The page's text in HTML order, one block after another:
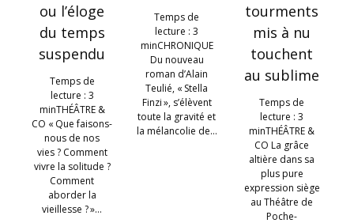
ou l’éloge
du temps
suspendu
Temps de
lecture : 3
minTHÉÂTRE &
CO « Que faisons-
nous de nos
vies ? Comment
vivre la solitude ?
Comment
aborder la
vieillesse ? »…
Temps de
lecture : 3
minCHRONIQUE
Du nouveau
roman d’Alain
Teulié, « Stella
Finzi », s’élèvent
toute la gravité et
la mélancolie de…
tourments
mis à nu
touchent
au sublime
Temps de
lecture : 3
minTHÉÂTRE &
CO La grâce
altière dans sa
plus pure
expression siège
au Théâtre de
Poche-